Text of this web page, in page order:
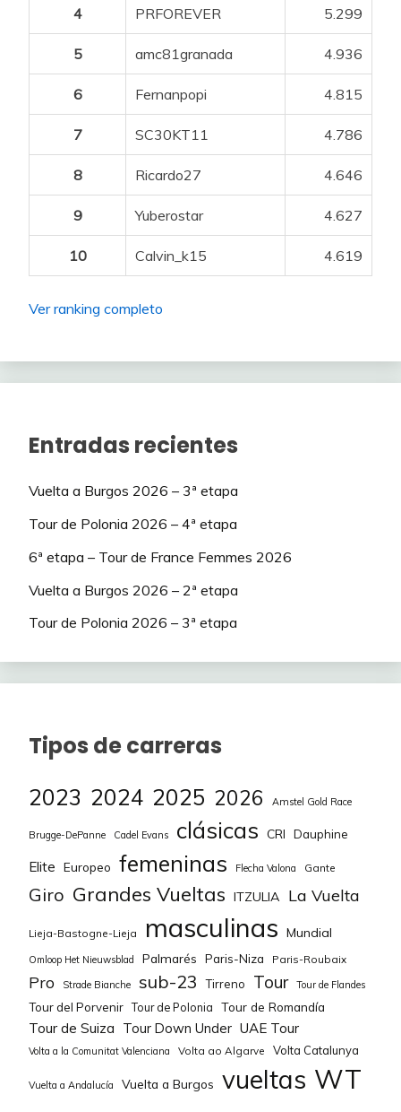
4 PRFOREVER 5.299
5 amc81granada 4.936
6 Fernanpopi 4.815
7 SC30KT11 4.786
8 Ricardo27 4.646
9 Yuberostar 4.627
10 Calvin_k15 4.619
Ver ranking completo
Entradas recientes
Vuelta a Burgos 2026 – 3ª etapa
Tour de Polonia 2026 – 4ª etapa
6ª etapa – Tour de France Femmes 2026
Vuelta a Burgos 2026 – 2ª etapa
Tour de Polonia 2026 – 3ª etapa
Tipos de carreras
2023 2024 2025 2026 Amstel Gold Race
Brugge-DePanne Cadel Evans clásicas CRI Dauphine
Elite Europeo femeninas Flecha Valona Gante
Giro Grandes Vueltas ITZULIA La Vuelta
Lieja-Bastogne-Lieja masculinas Mundial
Omloop Het Nieuwsblad Palmarés Paris-Niza Paris-Roubaix
Pro Strade Bianche sub-23 Tirreno Tour Tour de Flandes
Tour del Porvenir Tour de Polonia Tour de Romandía
Tour de Suiza Tour Down Under UAE Tour
Volta a la Comunitat Valenciana Volta ao Algarve Volta Catalunya
Vuelta a Andalucía Vuelta a Burgos vueltas WT